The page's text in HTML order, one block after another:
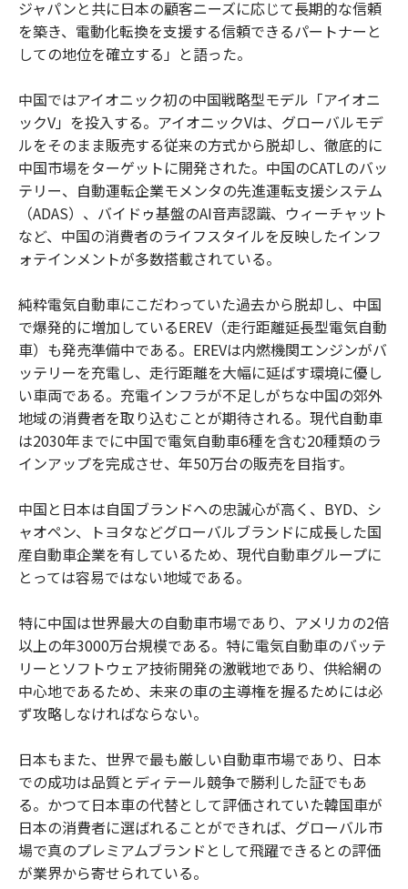
ジャパンと共に日本の顧客ニーズに応じて長期的な信頼
を築き、電動化転換を支援する信頼できるパートナーと
しての地位を確立する」と語った。
中国ではアイオニック初の中国戦略型モデル「アイオニ
ックV」を投入する。アイオニックVは、グローバルモデ
ルをそのまま販売する従来の方式から脱却し、徹底的に
中国市場をターゲットに開発された。中国のCATLのバッ
テリー、自動運転企業モメンタの先進運転支援システム
（ADAS）、バイドゥ基盤のAI音声認識、ウィーチャット
など、中国の消費者のライフスタイルを反映したインフ
ォテインメントが多数搭載されている。
純粋電気自動車にこだわっていた過去から脱却し、中国
で爆発的に増加しているEREV（走行距離延長型電気自動
車）も発売準備中である。EREVは内燃機関エンジンがバ
ッテリーを充電し、走行距離を大幅に延ばす環境に優し
い車両である。充電インフラが不足しがちな中国の郊外
地域の消費者を取り込むことが期待される。現代自動車
は2030年までに中国で電気自動車6種を含む20種類のラ
インアップを完成させ、年50万台の販売を目指す。
中国と日本は自国ブランドへの忠誠心が高く、BYD、シ
ャオペン、トヨタなどグローバルブランドに成長した国
産自動車企業を有しているため、現代自動車グループに
とっては容易ではない地域である。
特に中国は世界最大の自動車市場であり、アメリカの2倍
以上の年3000万台規模である。特に電気自動車のバッテ
リーとソフトウェア技術開発の激戦地であり、供給網の
中心地であるため、未来の車の主導権を握るためには必
ず攻略しなければならない。
日本もまた、世界で最も厳しい自動車市場であり、日本
での成功は品質とディテール競争で勝利した証でもあ
る。かつて日本車の代替として評価されていた韓国車が
日本の消費者に選ばれることができれば、グローバル市
場で真のプレミアムブランドとして飛躍できるとの評価
が業界から寄せられている。